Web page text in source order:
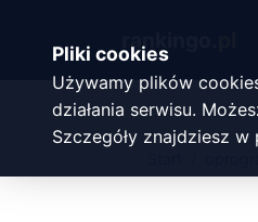
Pliki cookies
Używamy plików
działania serwisu.
Szczegóły znajdziesz w
rankingo.